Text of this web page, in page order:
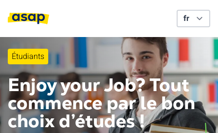
Étudiants
Enjoy your Job? Tout
commence par le bon
choix d’études !